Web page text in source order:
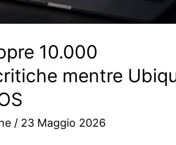
10.000
mentre
/ 23 Maggio 2026